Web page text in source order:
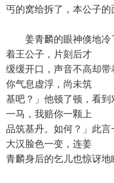
丐的窝给拆了，本公子的
姜青麟的眼神倏地冷
着王公子，片刻后才
缓缓开口，声音不高却
你气息虚浮，尚未筑
基吧？」他顿了顿，看
一马，我赔你一颗上
品筑基丹。如何？」此
大汉脸色一变，连姜
青麟身后的乞儿也惊讶地